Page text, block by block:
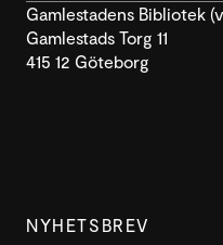
Gamlestadens Bibliotek
Gamlestads Torg 11
415 12 Göteborg
NYHETSBREV